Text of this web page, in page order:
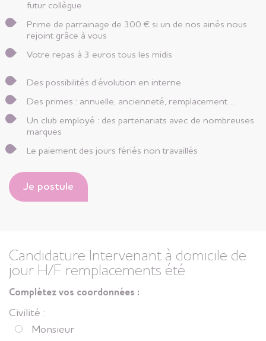
futur collègue
Prime de parrainage de 300 € si un de nos ainés nous
rejoint grâce à vous
Votre repas à 3 euros tous les midis
Des possibilités d’évolution en interne
Des primes : annuelle, ancienneté, remplacement…
Un club employé : des partenariats avec de nombreuses
marques
Le paiement des jours fériés non travaillés
Je postule
Candidature Intervenant à domicile de
jour H/F remplacements été
Complétez vos coordonnées :
Civilité :
Monsieur